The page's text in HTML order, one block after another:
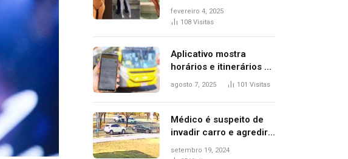
Censori, esposa de
Kanye West que
fevereiro 4, 2025
108 Visitas
Aplicativo mostra
horários e itinerários de
ônibus a usuários do
agosto 7, 2025 101 Visitas
Médico é suspeito de
invadir carro e agredir
delegado aposentado
setembro 19, 2024